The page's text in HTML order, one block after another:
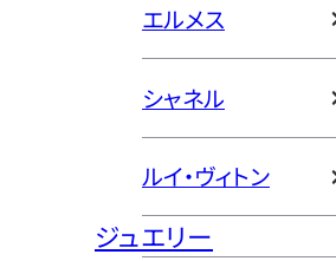
エルメス
シャネル
ルイ・ヴィトン
ジュエリー